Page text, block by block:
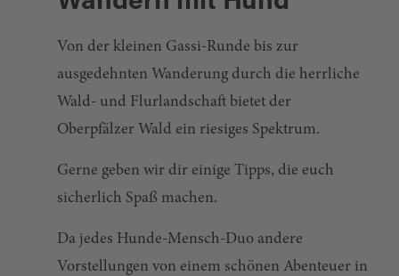
Von der kleinen Gassi-Runde bis zur
ausgedehnten Wanderung durch die herrliche
Wald- und Flurlandschaft bietet der
Oberpfälzer Wald ein riesiges Spektrum.
Gerne geben wir dir einige Tipps, die euch
sicherlich Spaß machen.
Da jedes Hunde-Mensch-Duo andere
Vorstellungen von einem schönen Abenteuer in